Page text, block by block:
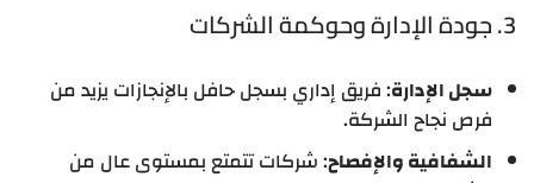
3. جودة الإدارة وحوكمة الشركات
سجل الإدارة: فريق إداري بسجل حافل بالإنجازات يزيد من
فرص نجاح الشركة.
الشفافية والإفصاح: شركات تتمتع بمستوى عال من